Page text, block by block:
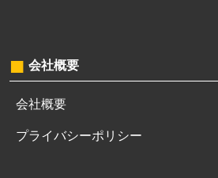
会社概要
会社概要
プライバシーポリシー